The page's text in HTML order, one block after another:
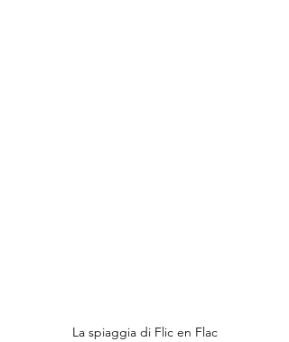
La spiaggia di Flic en Flac